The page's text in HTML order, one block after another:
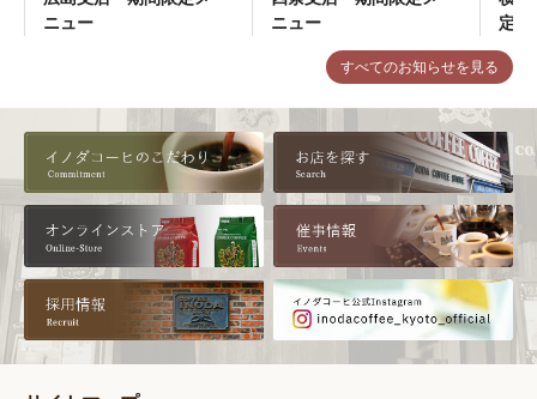
すべてのお知らせを見る
ニュー
ニュー
定メ